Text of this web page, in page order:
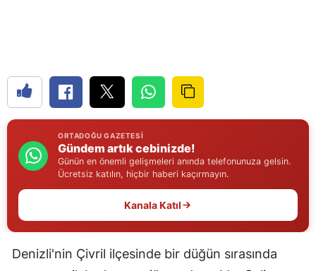
Edirne
Elazığ
Erzincan
Erzurum
Eskişehir
Giresun
ORTADOĞU GAZETESI
Gündem artık cebinizde!
Günün en önemli gelişmeleri anında telefonunuza gelsin.
Ücretsiz katılın, hiçbir haberi kaçırmayın.
Kanala Katıl
Denizli'nin Çivril ilçesinde bir düğün sırasında